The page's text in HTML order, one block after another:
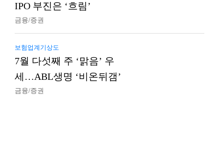
IPO 부진은 ‘흐림’
금융/증권
보험업계기상도
7월 다섯째 주 ‘맑음’ 우
세…ABL생명 ‘비온뒤갬’
금융/증권